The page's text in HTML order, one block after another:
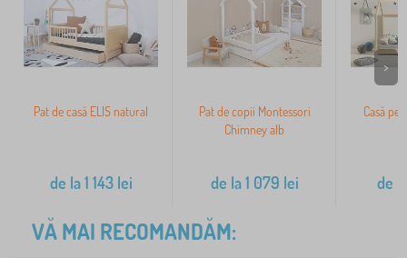
Pat de casă ELIS natural
de la1 143lei
Pat de copii Montessori
Chimney alb
de la1 079 lei
Casă
de la
>
VĂ MAI RECOMANDĂM: